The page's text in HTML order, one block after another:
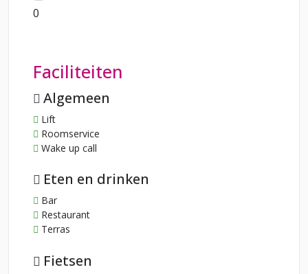
0
Faciliteiten
Algemeen
Lift
Roomservice
Wake up call
Eten en drinken
Bar
Restaurant
Terras
Fietsen